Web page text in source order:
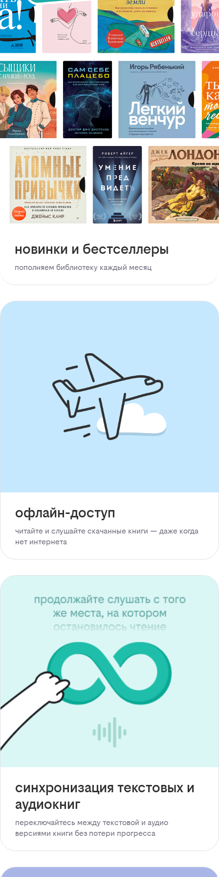
новинки и бестселлеры
пополняем библиотеку каждый месяц
офлайн-доступ
читайте и слушайте скачанные книги — даже когда
нет интернета
синхронизация текстовых и
аудиокниг
переключайтесь между текстовой и аудио
версиями книги без потери прогресса